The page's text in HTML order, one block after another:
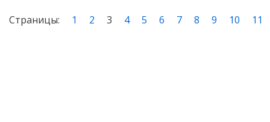
Страницы: 1 2 3 4 5 6 7 8 9 10 11